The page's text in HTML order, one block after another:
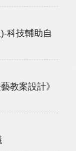
科技輔助自
教案設計》